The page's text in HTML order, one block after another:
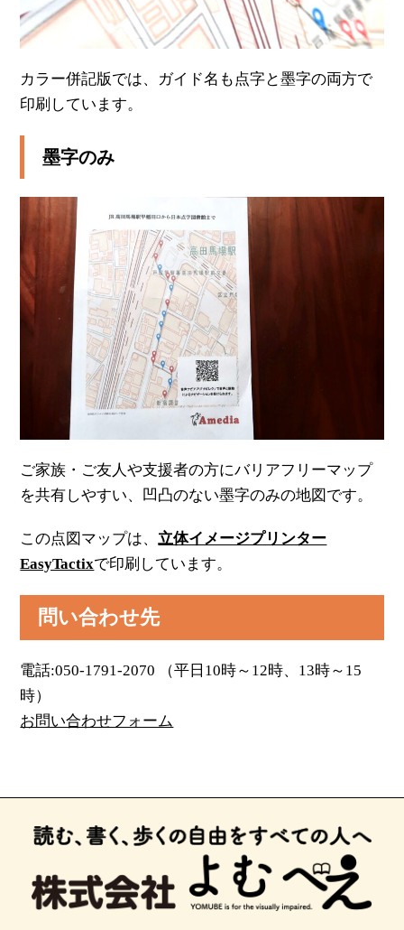
カラー併記版では、ガイド名も点字と墨字の両方で
印刷しています。
墨字のみ
ご家族・ご友人や支援者の方にバリアフリーマップ
を共有しやすい、凹凸のない墨字のみの地図です。
この点図マップは、 立体イメージプリンター
EasyTactixで印刷しています。
問い合わせ先
電話:050-1791-2070 （平日10時～12時、13時～15
時）
お問い合わせフォーム